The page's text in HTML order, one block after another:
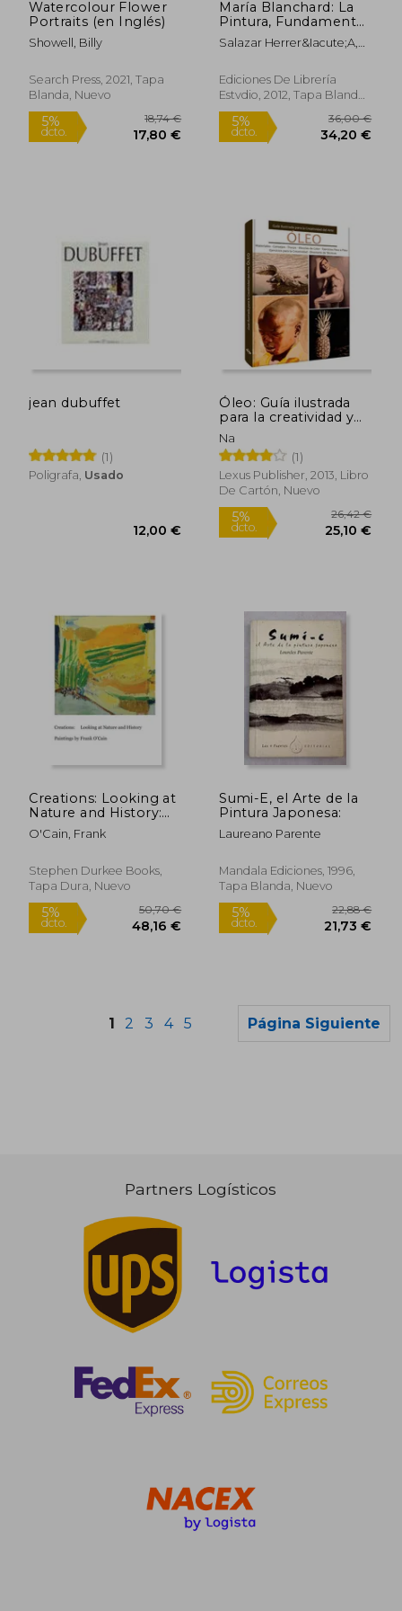
dcto.
Rápido
5%
dcto.
5% 22,49 € 5%
Watercolour Flower
Portraits (en Inglés)
Showell, Billy
Search Press, 2021, Tapa
Blanda, Nuevo
17,80 €
María Blanchard: La
Pintura, Fundamento
de una Vida
Salazar Herrer&Iacute;A,
Ediciones De Librería
Estvdio, 2012, Tapa Blanda,
Nuevo
jean dubuffet
(1)
Poligrafa, Usado
Óleo: Guía ilustrada
para la creatividad y
arte
Na
(1)
Lexus Publisher, 2013, Libro
De Cartón, Nuevo
Creations: Looking at
Nature and History:
Paintings by Frank
O'Cain (en Inglés)
O'Cain, Frank
Stephen Durkee Books,
Tapa Dura, Nuevo
Sumi-E, el Arte de la
Pintura Japonesa:
Laureano Parente
Mandala Ediciones, 1996,
Tapa Blanda, Nuevo
1 2 3 4 5 Página Siguiente
Partners Logísticos